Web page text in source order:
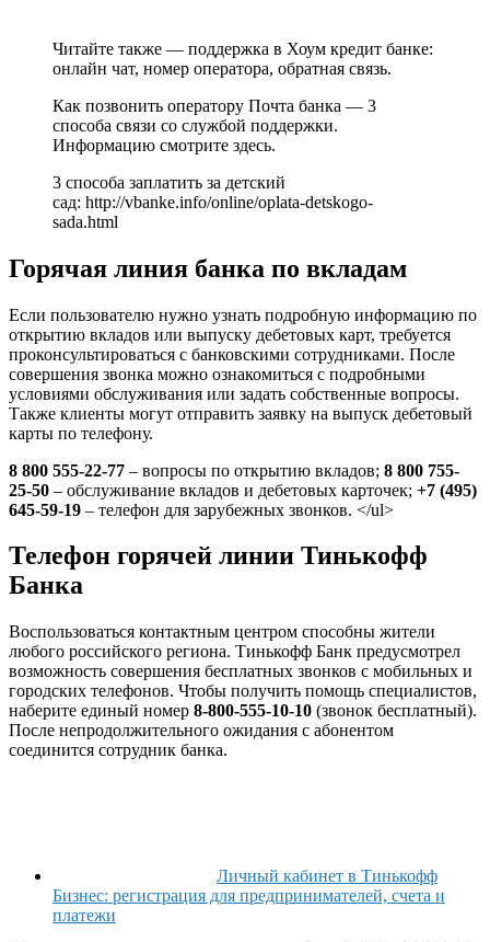
Читайте также — поддержка в Хоум кредит банке:
онлайн чат, номер оператора, обратная связь.
Как позвонить оператору Почта банка — 3
способа связи со службой поддержки.
Информацию смотрите здесь.
3 способа заплатить за детский
сад: http://vbanke.info/online/oplata-detskogo-
sada.html
Горячая линия банка по вкладам
Если пользователю нужно узнать подробную информацию по
открытию вкладов или выпуску дебетовых карт, требуется
проконсультироваться с банковскими сотрудниками. После
совершения звонка можно ознакомиться с подробными
условиями обслуживания или задать собственные вопросы.
Также клиенты могут отправить заявку на выпуск дебетовый
карты по телефону.
8 800 555-22-77 – вопросы по открытию вкладов; 8 800 755-
25-50 – обслуживание вкладов и дебетовых карточек; +7 (495)
645-59-19 – телефон для зарубежных звонков. </ul>
Телефон горячей линии Тинькофф
Банка
Воспользоваться контактным центром способны жители
любого российского региона. Тинькофф Банк предусмотрел
возможность совершения бесплатных звонков с мобильных и
городских телефонов. Чтобы получить помощь специалистов,
наберите единый номер 8-800-555-10-10 (звонок бесплатный).
После непродолжительного ожидания с абонентом
соединится сотрудник банка.
Личный кабинет в Тинькофф
Бизнес: регистрация для предпринимателей, счета и
платежи